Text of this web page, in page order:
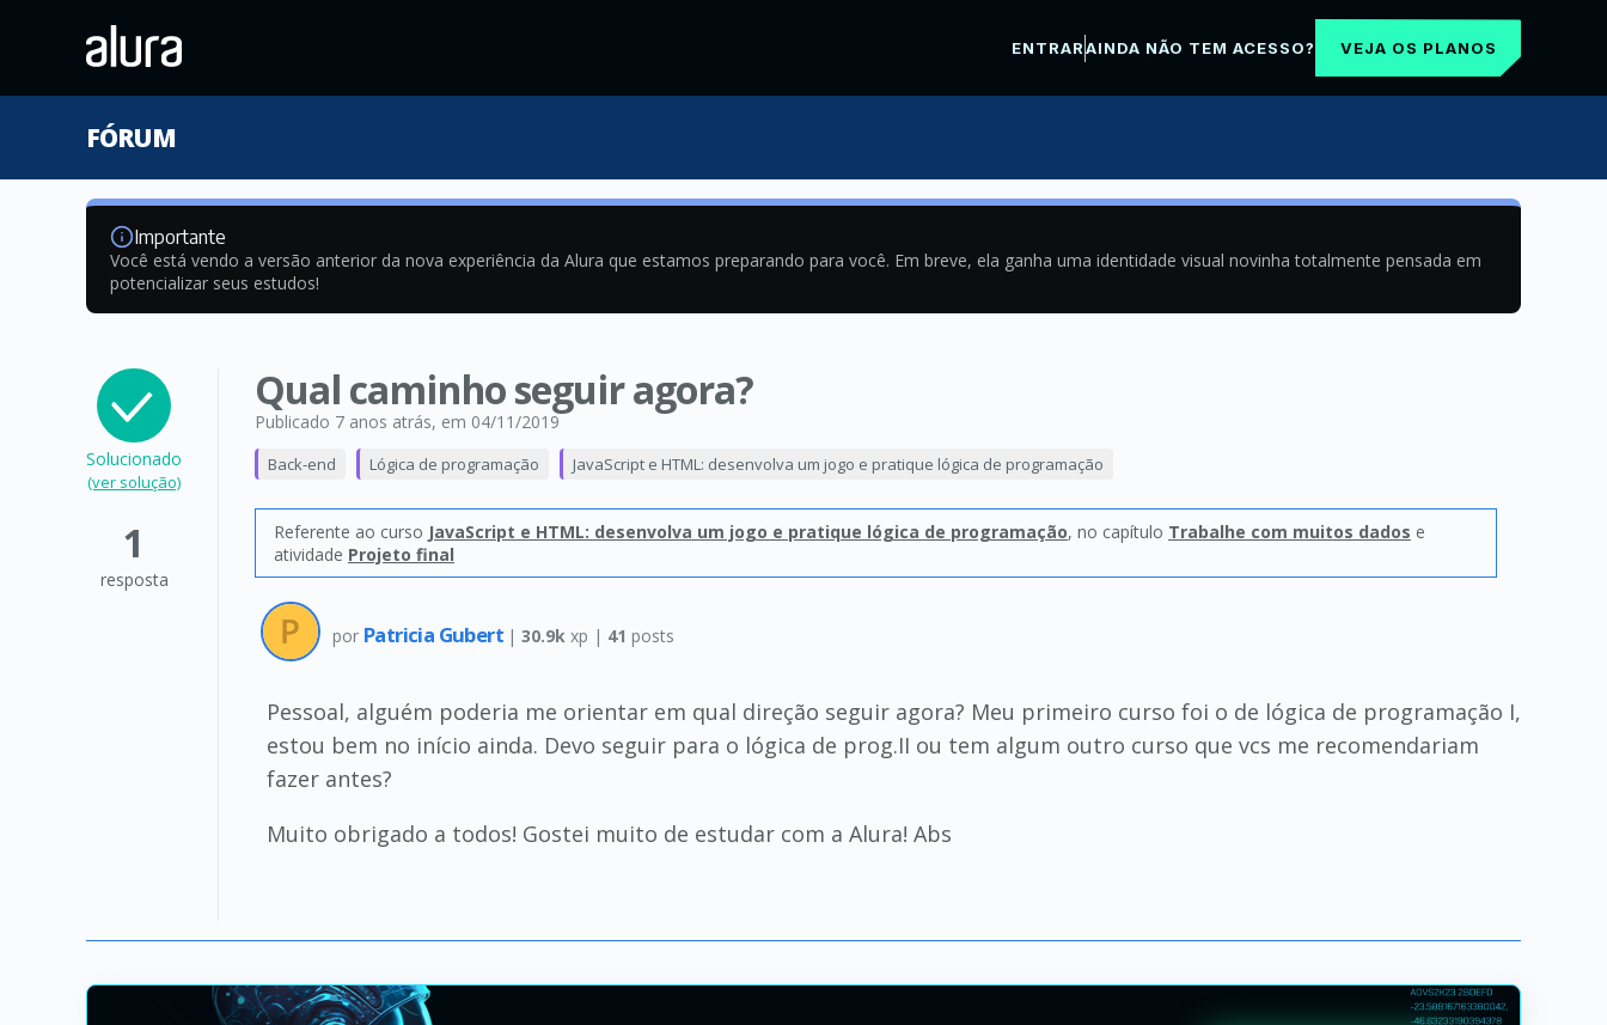
ENTRARAINDA NÃO TEM ACESSO? VEJA OS PLANOS
FÓRUM
Importante
Você está vendo a versão anterior da nova experiência da Alura que estamos preparando para você. Em breve, ela ganha uma identidade visual novinha totalmente pensada em
potencializar seus estudos!
Solucionado
(ver solução)
1
resposta
Qual caminho seguir agora?
Publicado 7 anos atrás, em 04/11/2019
Back-end Lógica de programação JavaScript e HTML: desenvolva um jogo e pratique lógica de programação
Referente ao curso JavaScript e HTML: desenvolva um jogo e pratique lógica de programação, no capítulo Trabalhe com muitos dados e
atividade Projeto final
por Patricia Gubert |30.9k xp | 41 posts
Pessoal, alguém poderia me orientar em qual direção seguir agora? Meu primeiro curso foi o de lógica de programação I,
estou bem no início ainda. Devo seguir para o lógica de prog.II ou tem algum outro curso que vcs me recomendariam
fazer antes?
Muito obrigado a todos! Gostei muito de estudar com a Alura! Abs